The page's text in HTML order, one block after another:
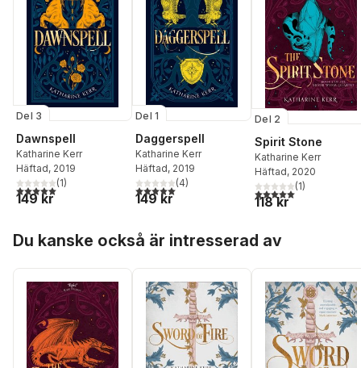
Del 3
Dawnspell
Katharine Kerr
Häftad, 2019
5,0utav 5 stjärnor. Totalt antal röster:
(1)
149 kr
Del 1
Daggerspell
Katharine Kerr
Häftad, 2019
5,0utav 5 stjärnor. Totalt antal röster:
(4)
149 kr
Del 2
Spirit Stone
Katharine Kerr
Häftad, 2020
5,0utav 5 stjärnor.
(1)
118 kr
Du kanske också är intresserad av